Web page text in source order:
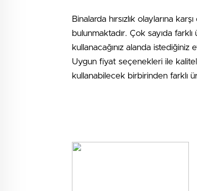
Binalarda hırsızlık olaylarına
bulunmaktadır. Çok sayıda
kullanacağınız alanda
Uygun fiyat seçenekleri ile
kullanabilecek birbirinden farklı